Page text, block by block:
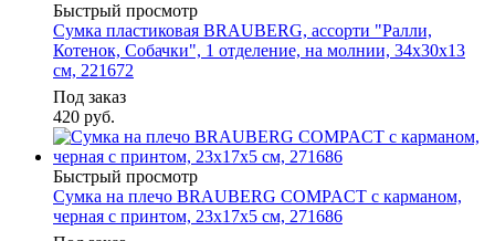
Быстрый просмотр
Сумка пластиковая BRAUBERG, ассорти "Ралли,
Котенок, Собачки", 1 отделение, на молнии, 34х30х13
см, 221672
Под заказ
420 руб.
Быстрый просмотр
Сумка на плечо BRAUBERG COMPACT с карманом,
черная с принтом, 23х17х5 см, 271686